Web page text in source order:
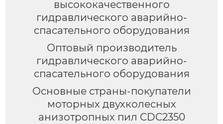
высококачественного
гидравлического аварийно-
спасательного оборудования
Оптовый производитель
гидравлического аварийно-
спасательного оборудования
Основные страны-покупатели
моторных двухколесных
анизотропных пил CDC2350